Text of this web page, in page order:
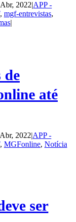
2022|APP -
, mgf-entrevistas,
|
de
até
2022|APP -
, MGFonline, Notícia
ser